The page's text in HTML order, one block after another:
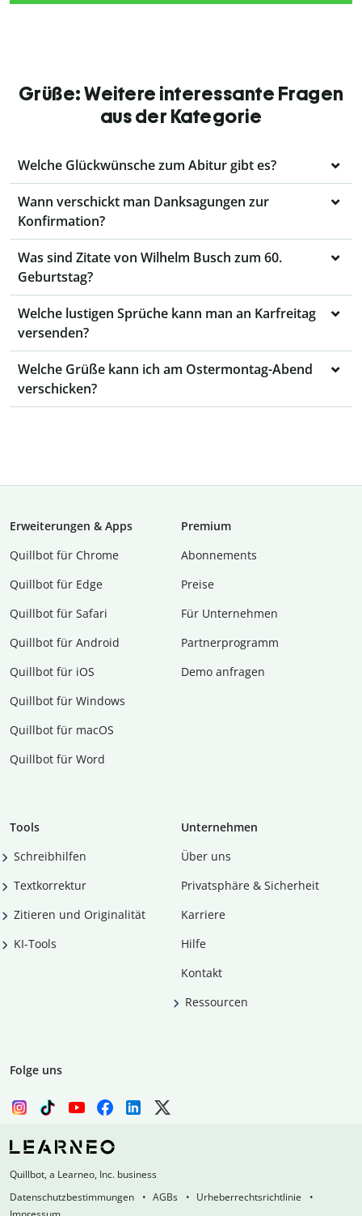
Grüße: Weitere interessante Fragen
aus der Kategorie
Welche Glückwünsche zum Abitur gibt es?
Wann verschickt man Danksagungen zur
Konfirmation?
Was sind Zitate von Wilhelm Busch zum 60.
Geburtstag?
Welche lustigen Sprüche kann man an Karfreitag
versenden?
Welche Grüße kann ich am Ostermontag-Abend
verschicken?
Erweiterungen & Apps
Quillbot für Chrome
Quillbot für Edge
Quillbot für Safari
Quillbot für Android
Quillbot für iOS
Quillbot für Windows
Quillbot für macOS
Quillbot für Word
Premium
Abon­ne­ments
Preise
Für Unternehmen
Partnerprogramm
Demo anfragen
Tools
Schreibhilfen
Textkorrektur
Zitieren und Originalität
KI-Tools
Unternehmen
Über uns
Privatsphäre & Sicherheit
Karriere
Hilfe
Kontakt
Ressourcen
Folge uns
Quillbot, a Learneo, Inc. business
Datenschutzbestimmungen
AGBs
Urheberrechtsrichtlinie